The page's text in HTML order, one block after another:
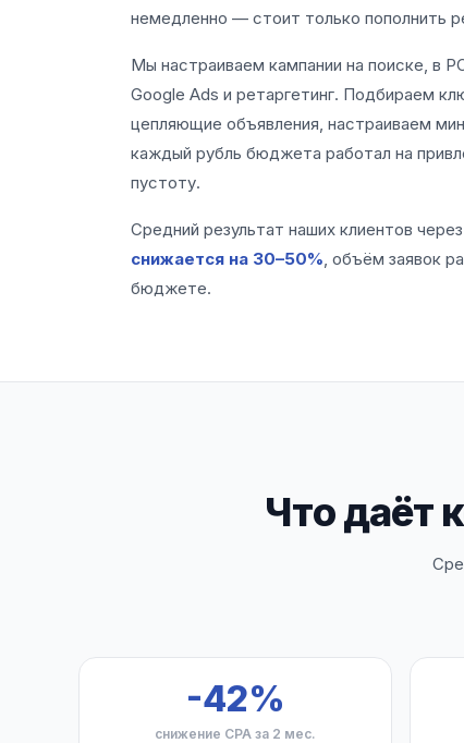
немедленно — стоит только пополнить
Мы настраиваем кампании на поиске, в
Google Ads и ретаргетинг. Подбираем
цепляющие объявления, настраиваем
каждый рубль бюджета работал на
пустоту.
Средний результат наших клиентов
снижается на 30–50%, объём заявок
бюджете.
Что даёт
-42%
снижение CPA за 2 мес.